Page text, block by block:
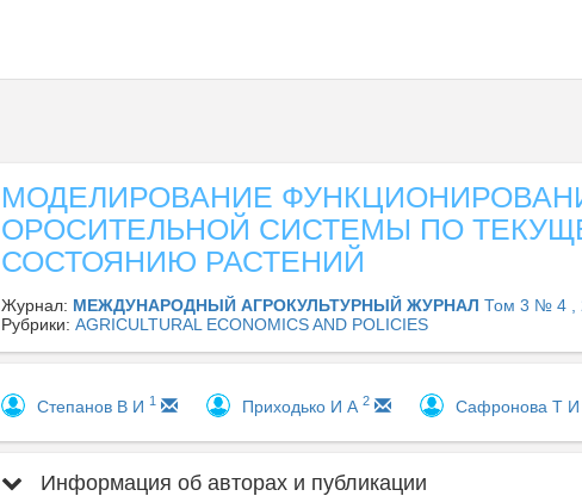
МОДЕЛИРОВАНИЕ
ОРОСИТЕЛЬНОЙ СИСТЕМЫ ПО
СОСТОЯНИЮ РАСТЕНИЙ
Журнал: МЕЖДУНАРОДНЫЙ АГРОКУЛЬТУРНЫЙ ЖУРНАЛ Том 3 № 4 ,
Рубрики: AGRICULTURAL ECONOMICS AND POLICIES
Степанов В И 1 Приходько И А 2 Сафронова Т И
Информация об авторах и публикации